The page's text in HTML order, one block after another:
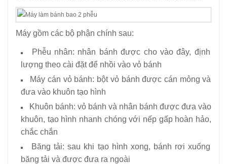
Máy gồm các bộ phận chính sau:
Phễu nhân: nhân bánh được cho vào đây, định
lượng theo cài đặt để nhồi vào vỏ bánh
Máy cán vỏ bánh: bột vỏ bánh được cán mỏng và
đưa vào khuôn tạo hình
Khuôn bánh: vỏ bánh và nhân bánh được đưa vào
khuôn, tạo hình nhanh chóng với nếp gấp hoàn hảo,
chắc chắn
Băng tải: sau khi tạo hình xong, bánh rơi xuống
băng tải và được đưa ra ngoài